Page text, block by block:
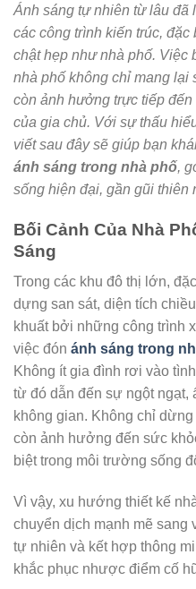
Ánh sáng tự nhiên từ lâu đã
các công trình kiến trúc,
chật hẹp như nhà phố. Việc
nhà phố không chỉ mang lại
còn ảnh hưởng trực tiếp
của gia chủ. Với sự thấu
viết sau đây sẽ giúp bạn
ánh sáng trong nhà phố,
sống hiện đại, gần gũi thiên
Bối Cảnh Của Nhà
Sáng
Trong các khu đô thị lớn,
dựng san sát, diện tích
khuất bởi những công trình
việc đón ánh sáng trong
Không ít gia đình rơi vào
từ đó dẫn đến sự ngột ngạt,
không gian. Không chỉ
còn ảnh hưởng đến sức
biệt trong môi trường sống
Vì vậy, xu hướng thiết kế
chuyển dịch mạnh mẽ sang
tự nhiên và kết hợp thông
khắc phục nhược điểm cố